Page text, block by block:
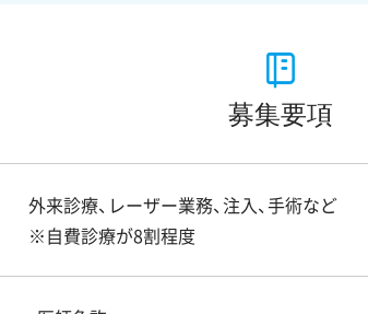
募集要項
外来診療、レーザー業務、注入、手術など
※自費診療が8割程度